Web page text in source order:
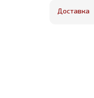
Доставка